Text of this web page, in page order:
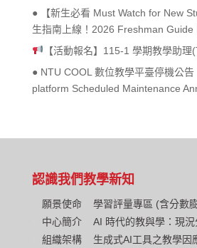
● 【新生必看 Must Watch for New
生指南上線！2026 Freshman Guide
【活動報名】115-1 學期教學助理
● NTU COOL 數位教學平臺停機公告
platform Scheduled Maintenance
認識我們
願景使命
中心簡介
組織架構
教學新知
學習評量專區 (含分數
AI 時代的教與學：現
生成式AI工具之教學因